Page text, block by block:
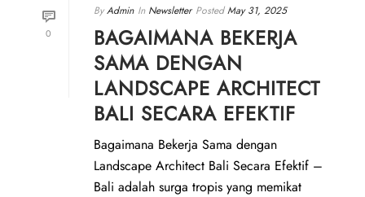
0
By Admin In Newsletter Posted May 31, 2025
BAGAIMANA BEKERJA
SAMA DENGAN
LANDSCAPE ARCHITECT
BALI SECARA EFEKTIF
Bagaimana Bekerja Sama dengan
Landscape Architect Bali Secara Efektif –
Bali adalah surga tropis yang memikat